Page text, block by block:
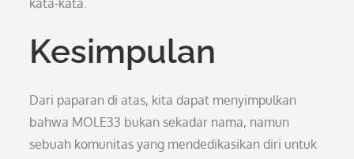
kata-kata.
Kesimpulan
Dari paparan di atas, kita dapat menyimpulkan
bahwa MOLE33 bukan sekadar nama, namun
sebuah komunitas yang mendedikasikan diri untuk